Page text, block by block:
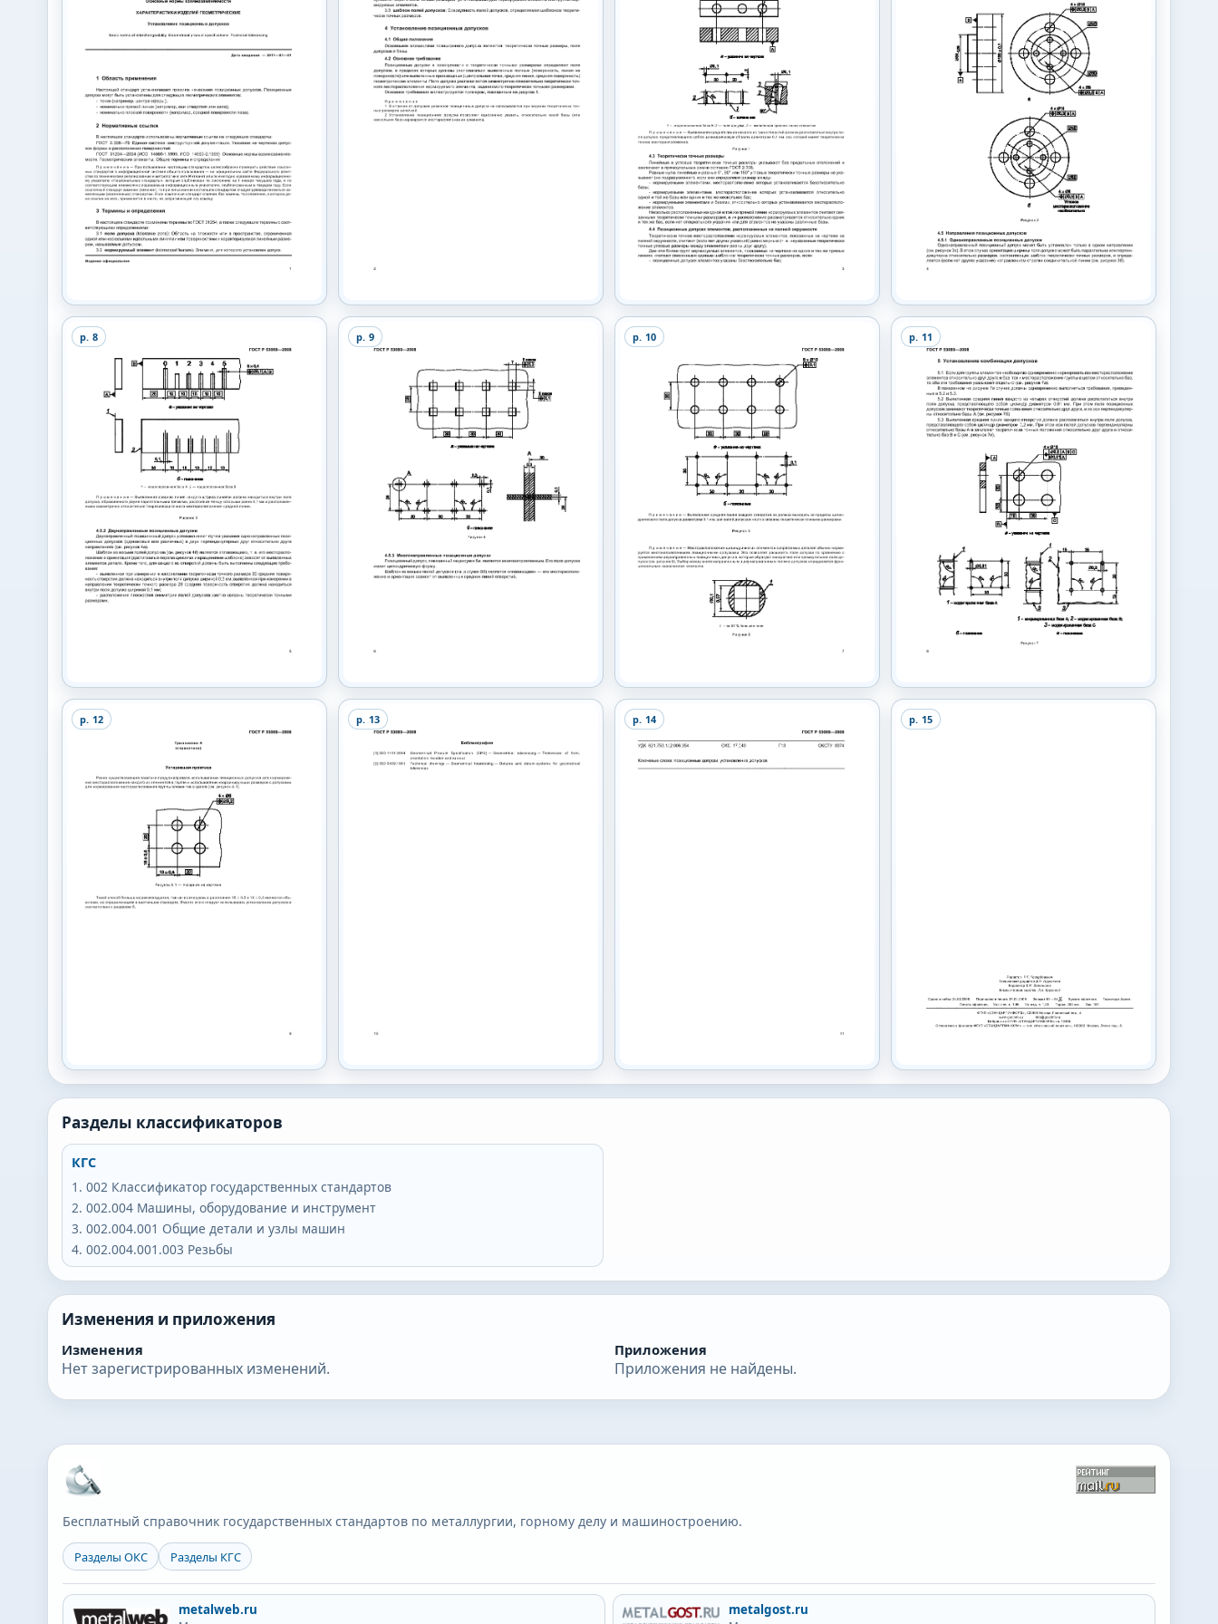
p. 8 p. 9 p. 10 p. 11
p. 12 p. 13 p. 14 p. 15
Разделы классификаторов
КГС
002 Классификатор государственных стандартов
002.004 Машины, оборудование и инструмент
002.004.001 Общие детали и узлы машин
002.004.001.003 Резьбы
Изменения и приложения
Изменения
Нет зарегистрированных изменений.
Приложения
Приложения не найдены.
Бесплатный справочник государственных стандартов по металлургии, горному делу и машиностроению.
Разделы ОКС Разделы КГС
metalweb.ru metalgost.ru